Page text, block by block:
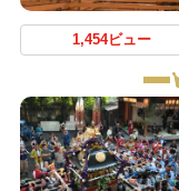
1,454ビュー